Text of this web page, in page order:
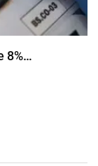
8%…